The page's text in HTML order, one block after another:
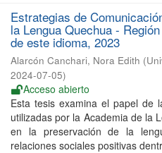
Estrategias de
la Lengua Quechua -
de este idioma, 2023
Alarcón Canchari, Nora Edith (
2024-07-05)
Acceso abierto
Esta tesis examina el papel de
utilizadas por la Academia de la
en la preservación de la
relaciones sociales positivas